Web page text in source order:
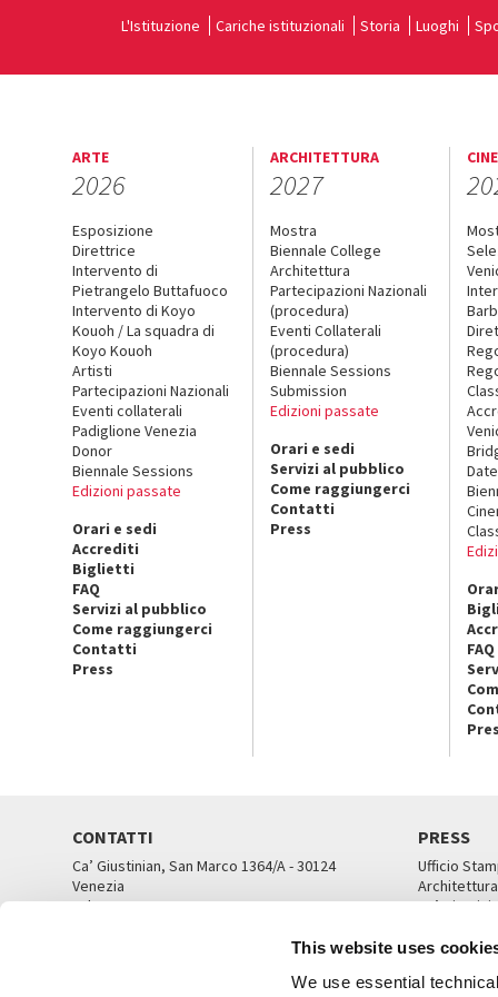
This website uses
We use essential
L'Istituzione Cariche istituzionali Storia Luoghi
ARTE
2026
Esposizione
Direttrice
Intervento di
Pietrangelo Buttafuoco
Intervento di Koyo
Kouoh / La squadra di
Koyo Kouoh
Artisti
Partecipazioni Nazionali
Eventi collaterali
Padiglione Venezia
Donor
Biennale Sessions
Edizioni passate
Orari e sedi
Accrediti
Biglietti
FAQ
Servizi al pubblico
Come raggiungerci
Contatti
Press
ARCHITETTURA
2027
Mostra
Biennale College
Architettura
Partecipazioni Nazionali
(procedura)
Eventi Collaterali
(procedura)
Biennale Sessions
Submission
Edizioni passate
Orari e sedi
Servizi al pubblico
Come raggiungerci
Contatti
Press
FAQ
CONTATTI
Ca’ Giustinian, San Marco 1364/A - 30124
Venezia
Tel. 041 5218711
PRESS
Ufficio
Architettura
Ca’
UFFICI